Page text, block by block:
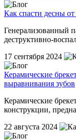
Как спасти десны от
Генерализованный
деструктивно-
17 сентября 2024
Керамические
выравнивания зубов
Керамические
конструкции,
22 августа 2024